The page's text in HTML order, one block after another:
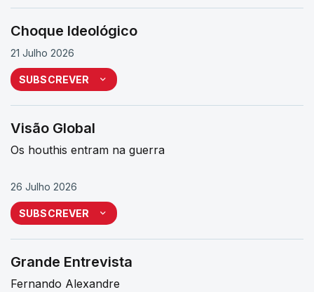
Choque Ideológico
21 Julho 2026
SUBSCREVER
Visão Global
Os houthis entram na guerra
26 Julho 2026
SUBSCREVER
Grande Entrevista
Fernando Alexandre